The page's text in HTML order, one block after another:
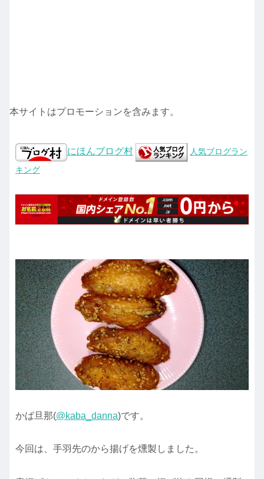
本サイトはプロモーションを含みます。
にほんブログ村
人気ブログラン
キング
かば旦那(@kaba_danna)です。
今回は、手羽先のから揚げを燻製しました。